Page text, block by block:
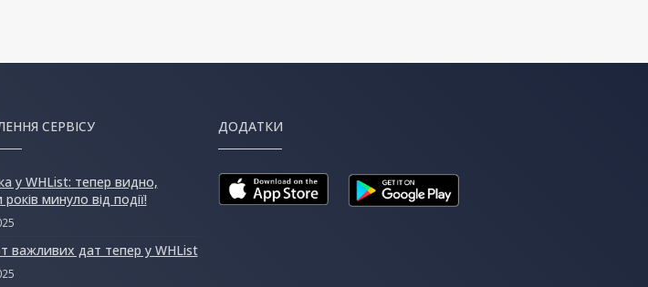
СЕРВІСУ
у WHList: тепер видно,
років минуло від події!
важливих дат тепер у WHList
ДОДАТКИ